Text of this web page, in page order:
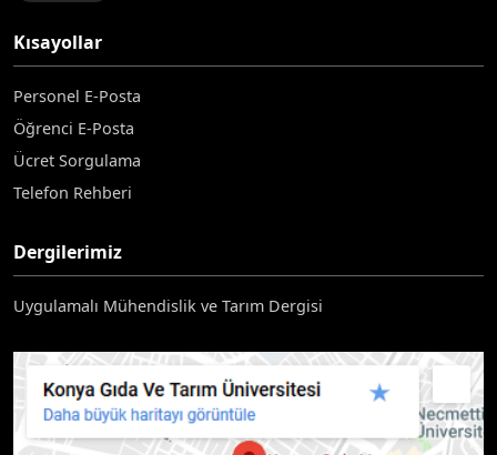
Kısayollar
Personel E-Posta
Öğrenci E-Posta
Ücret Sorgulama
Telefon Rehberi
Dergilerimiz
Uygulamalı Mühendislik ve Tarım Dergisi